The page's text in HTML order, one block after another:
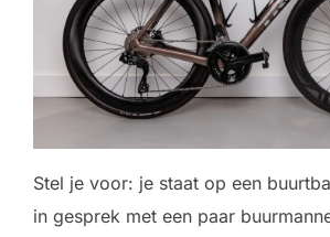
Stel je voor: je staat op een
in gesprek met een paar